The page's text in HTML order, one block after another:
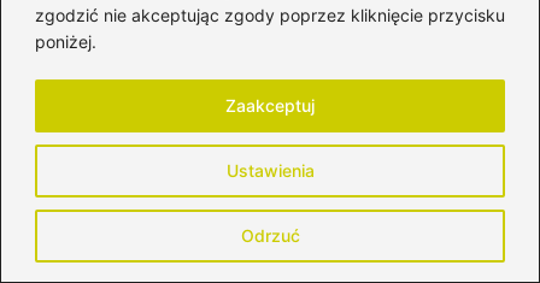
zgodzić nie akceptując zgody poprzez kliknięcie przycisku
poniżej.
Ustawienia
Odrzuć
Zaakceptuj